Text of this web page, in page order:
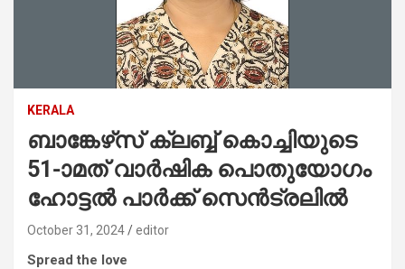
KERALA
ബാങ്കേഴ്‌സ് ക്ലബ്ബ് കൊച്ചിയുടെ
51-ാമത് വാർഷിക പൊതുയോഗം
ഹോട്ടൽ പാർക്ക് സെൻട്രലിൽ
October 31, 2024 editor
Spread the love